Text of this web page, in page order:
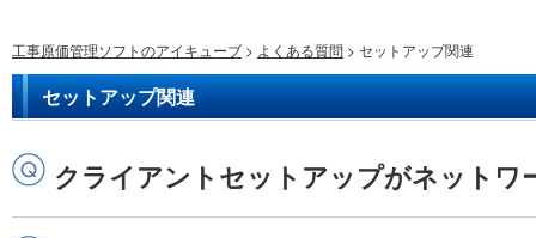
工事原価管理ソフトのアイキューブ > よくある質問 > セットアップ関連
セットアップ関連
クライアントセットアップがネットワ